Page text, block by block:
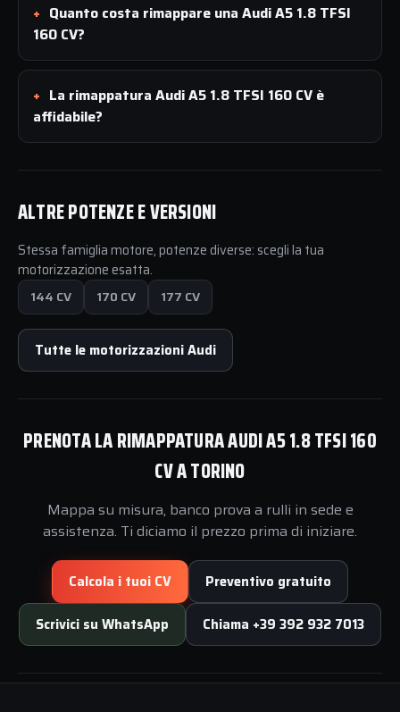
Quanto costa rimappare una Audi A5 1.8 TFSI
160 CV?
La rimappatura Audi A5 1.8 TFSI 160 CV è
affidabile?
ALTRE POTENZE E VERSIONI
Stessa famiglia motore, potenze diverse: scegli la tua
motorizzazione esatta.
144 CV
170 CV 177 CV
Tutte le motorizzazioni Audi
PRENOTA LA RIMAPPATURA AUDI A5 1.8 TFSI 160
CV A TORINO
Mappa su misura, banco prova a rulli in sede e
assistenza. Ti diciamo il prezzo prima di iniziare.
Calcola i tuoi CV Preventivo gratuito
Scrivici su WhatsApp Chiama +39 392 932 7013